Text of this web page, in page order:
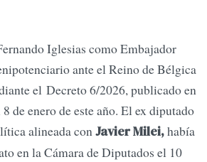
Iglesias como Embajador
ante el Reino de Bélgica
el Decreto 6/2026, publicado en
8 de enero de este año. El ex diputado
alineada conJavier Milei,había
en la Cámara de Diputados el 10